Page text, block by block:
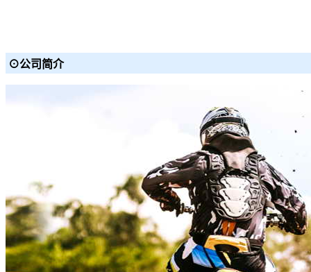
⊙公司简介